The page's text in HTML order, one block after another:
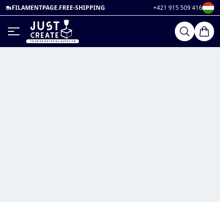
FILAMENTPAGE.FREE-SHIPPING +421 915 509 416